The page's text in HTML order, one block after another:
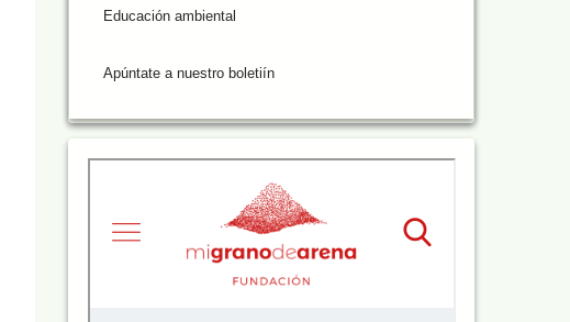
Educación ambiental
Apúntate a nuestro boletiín